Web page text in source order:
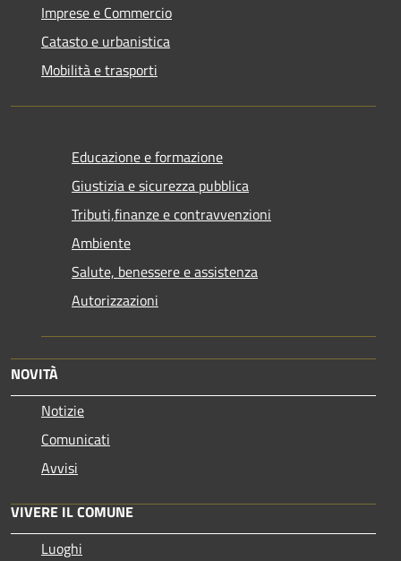
Imprese e Commercio
Catasto e urbanistica
Mobilità e trasporti
Educazione e formazione
Giustizia e sicurezza pubblica
Tributi,finanze e contravvenzioni
Ambiente
Salute, benessere e assistenza
Autorizzazioni
NOVITÀ
Notizie
Comunicati
Avvisi
VIVERE IL COMUNE
Luoghi